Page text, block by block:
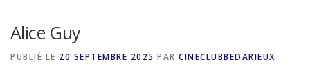
ARTICLES
Alice Guy
PUBLIÉ LE 20 SEPTEMBRE 2025 PAR CINECLUBBEDARIEUX